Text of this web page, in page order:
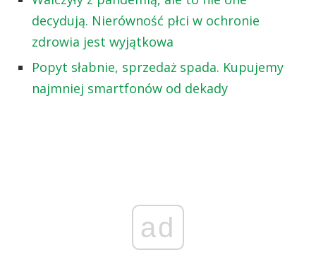
decydują. Nierówność płci w ochronie
zdrowia jest wyjątkowa
Popyt słabnie, sprzedaż spada. Kupujemy
najmniej smartfonów od dekady
ad